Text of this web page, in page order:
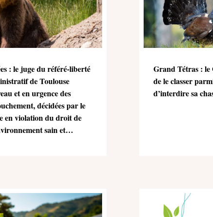
: le juge du référé-liberté
de Toulouse
et en urgence des
décidées par le
en violation du droit de
sain et
Grand Tétras : le
de le classer
d’interdire sa